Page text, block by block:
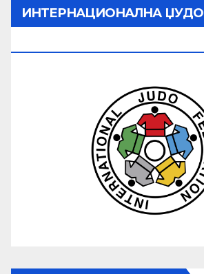
ИНТЕРНАЦИОНАЛНА ЏУДО